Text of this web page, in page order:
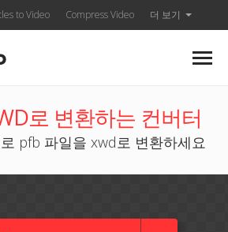
to Video Compress Video 더 보기
로 변환하는 컨버터
pfb 파일을 xwd로 변환하세요